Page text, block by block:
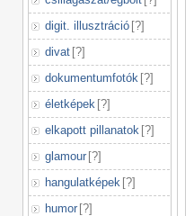
digit. illusztráció [?]
divat [?]
dokumentumfotók [?]
életképek [?]
elkapott pillanatok [?]
glamour [?]
hangulatképek [?]
humor [?]